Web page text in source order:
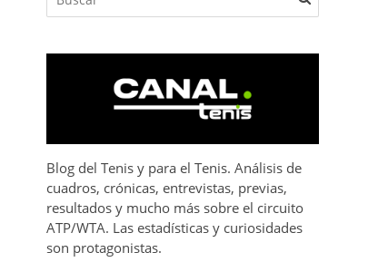
Blog del Tenis y para el Tenis. Análisis de
cuadros, crónicas, entrevistas, previas,
resultados y mucho más sobre el circuito
ATP/WTA. Las estadísticas y curiosidades
son protagonistas.